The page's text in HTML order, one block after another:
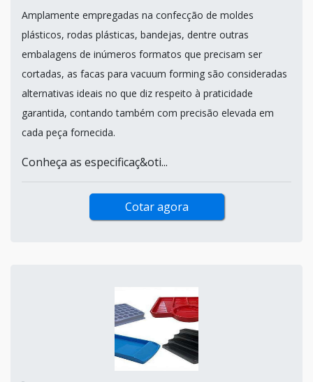
Amplamente empregadas na confecção de moldes
plásticos, rodas plásticas, bandejas, dentre outras
embalagens de inúmeros formatos que precisam ser
cortadas, as facas para vacuum forming são consideradas
alternativas ideais no que diz respeito à praticidade
garantida, contando também com precisão elevada em
cada peça fornecida.
Conheça as especificaç&oti...
Cotar agora